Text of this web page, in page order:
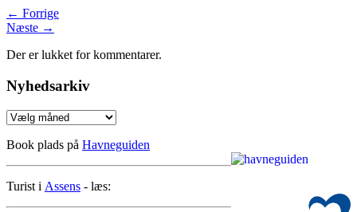
← Forrige
Næste →
Der er lukket for kommentarer.
Nyhedsarkiv
Nyhedsarkiv
Book plads på Havneguiden
Turist i Assens - læs: